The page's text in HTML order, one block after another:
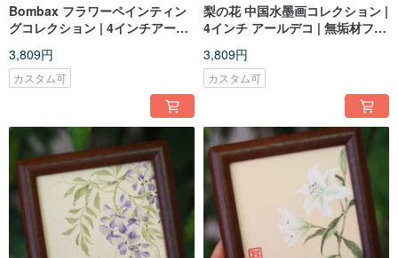
Bombax フラワーペインティン
グコレクション | 4インチアート
3,809円
カスタム可
梨の花 中国水墨画コレクション |
4インチ アールデコ | 無垢材フレ
3,809円
カスタム可